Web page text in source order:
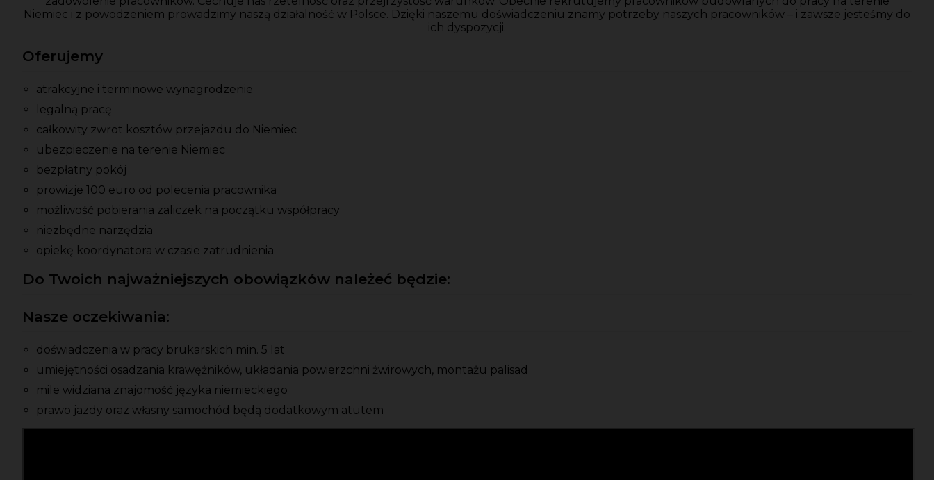
Niemiec i z powodzeniem prowadzimy naszą działalność w Polsce. Dzięki naszemu doświadczeniu znamy potrzeby naszych pracowników – i zawsze jesteśmy do
ich dyspozycji.
Oferujemy
atrakcyjne i terminowe wynagrodzenie
legalną pracę
całkowity zwrot kosztów przejazdu do Niemiec
ubezpieczenie na terenie Niemiec
bezpłatny pokój
prowizje 100 euro od polecenia pracownika
możliwość pobierania zaliczek na początku współpracy
niezbędne narzędzia
opiekę koordynatora w czasie zatrudnienia
Do Twoich najważniejszych obowiązków należeć będzie:
Nasze oczekiwania:
doświadczenia w pracy brukarskich min. 5 lat
umiejętności osadzania krawężników, układania powierzchni żwirowych, montażu palisad
mile widziana znajomość języka niemieckiego
prawo jazdy oraz własny samochód będą dodatkowym atutem